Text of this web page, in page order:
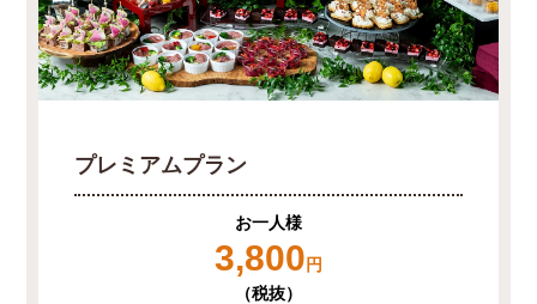
プレミアムプラン
お一人様
3,800 円
（税抜）